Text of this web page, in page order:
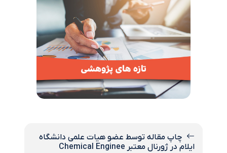
چاپ مقاله توسط عضو هیات علمی دانشگاه
ایلام در ژورنال معتبر Chemical Enginee